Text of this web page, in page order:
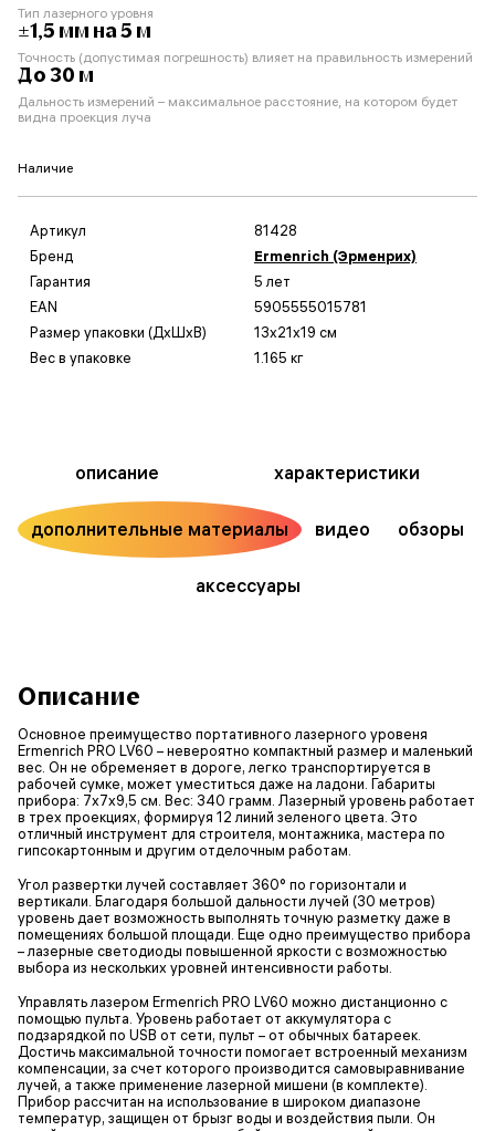
Тип лазерного уровня
±1,5 мм на 5 м
Точность (допустимая погрешность) влияет на правильность измерений
До 30 м
Дальность измерений – максимальное расстояние, на котором будет
видна проекция луча
Наличие
Артикул
81428
Бренд
Ermenrich (Эрменрих)
Гарантия
5 лет
EAN
5905555015781
Размер упаковки (ДxШxВ)
13x21x19 см
Вес в упаковке
1.165 кг
описание характеристики
дополнительные материалы видео обзоры
аксессуары
Описание
Основное преимущество портативного лазерного уровеня
Ermenrich PRO LV60 – невероятно компактный размер и маленький
вес. Он не обременяет в дороге, легко транспортируется в
рабочей сумке, может уместиться даже на ладони. Габариты
прибора: 7х7х9,5 см. Вес: 340 грамм. Лазерный уровень работает
в трех проекциях, формируя 12 линий зеленого цвета. Это
отличный инструмент для строителя, монтажника, мастера по
гипсокартонным и другим отделочным работам.
Угол развертки лучей составляет 360° по горизонтали и
вертикали. Благодаря большой дальности лучей (30 метров)
уровень дает возможность выполнять точную разметку даже в
помещениях большой площади. Еще одно преимущество прибора
– лазерные светодиоды повышенной яркости с возможностью
выбора из нескольких уровней интенсивности работы.
Управлять лазером Ermenrich PRO LV60 можно дистанционно с
помощью пульта. Уровень работает от аккумулятора с
подзарядкой по USB от сети, пульт – от обычных батареек.
Достичь максимальной точности помогает встроенный механизм
компенсации, за счет которого производится самовыравнивание
лучей, а также применение лазерной мишени (в комплекте).
Прибор рассчитан на использование в широком диапазоне
температур, защищен от брызг воды и воздействия пыли. Он